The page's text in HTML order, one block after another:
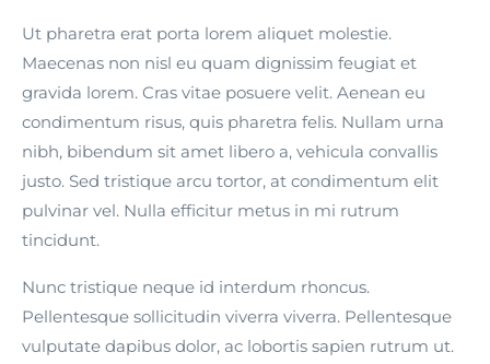
Ut pharetra erat porta lorem aliquet molestie.
Maecenas non nisl eu quam dignissim feugiat et
gravida lorem. Cras vitae posuere velit. Aenean eu
condimentum risus, quis pharetra felis. Nullam urna
nibh, bibendum sit amet libero a, vehicula convallis
justo. Sed tristique arcu tortor, at condimentum elit
pulvinar vel. Nulla efficitur metus in mi rutrum
tincidunt.
Nunc tristique neque id interdum rhoncus.
Pellentesque sollicitudin viverra viverra. Pellentesque
vulputate dapibus dolor, ac lobortis sapien rutrum ut.